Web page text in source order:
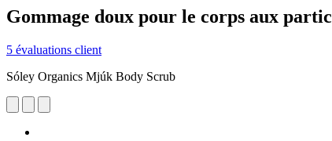
Gommage doux pour le corps aux
5 évaluations client
Sóley Organics Mjúk Body Scrub